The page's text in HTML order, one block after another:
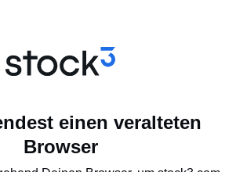
einen veralteten
Browser